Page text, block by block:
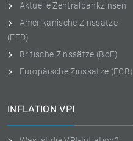
Aktuelle Zentralbankzinsen
Amerikanische Zinssätze
(FED)
Britische Zinssätze (BoE)
Europäische Zinssätze (ECB)
INFLATION VPI